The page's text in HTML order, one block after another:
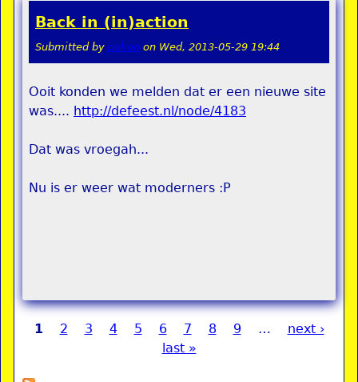
Back in (in)action
Submitted by pokon on Wed, 2013-05-29 19:44
Ooit konden we melden dat er een nieuwe site
was.... http://defeest.nl/node/4183
Dat was vroegah...
Nu is er weer wat moderners :P
1 2 3 4 5 6 7 8 9 …
next ›
last »